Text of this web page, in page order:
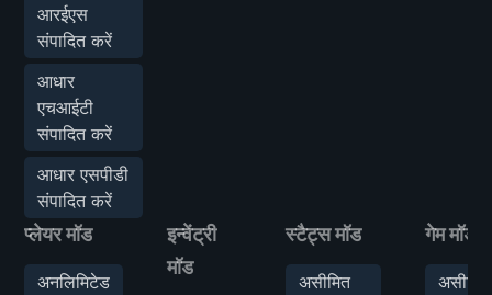
आरईएस
संपादित करें
आधार
एचआईटी
संपादित करें
आधार एसपीडी
संपादित करें
प्लेयर मॉड
अनलिमिटेड
इन्वेंट्री
मॉड
स्टैट्स मॉड
असीमित
गेम मॉड
असीमित